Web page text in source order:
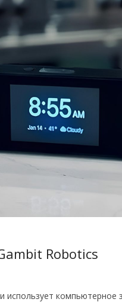
Robotics
компьютерное